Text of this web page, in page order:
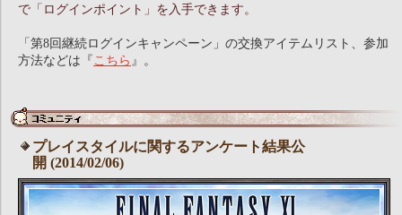
で「ログインポイント」を入手できます。
「第8回継続ログインキャンペーン」の交換アイテムリスト、参加
方法などは『 こちら 』。
プレイスタイルに関するアンケート結果公
開 (2014/02/06)